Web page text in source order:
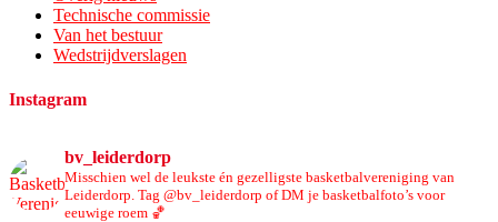
Technische commissie
Van het bestuur
Wedstrijdverslagen
Instagram
bv_leiderdorp
Misschien wel de leukste én gezelligste basketbalvereniging van
Leiderdorp. Tag @bv_leiderdorp of DM je basketbalfoto’s voor
eeuwige roem 🏀